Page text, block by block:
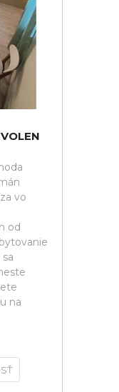
vo
od
na